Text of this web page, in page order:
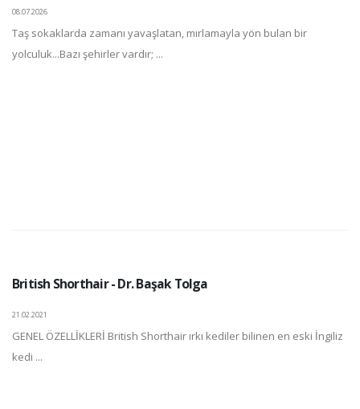
08.07.2026
Taş sokaklarda zamanı yavaşlatan, mırlamayla yön bulan bir
yolculuk...Bazı şehirler vardır; ...
British Shorthair - Dr. Başak Tolga
21.02.2021
GENEL ÖZELLİKLERİ British Shorthair ırkı kediler bilinen en eski İngiliz
kedi ...